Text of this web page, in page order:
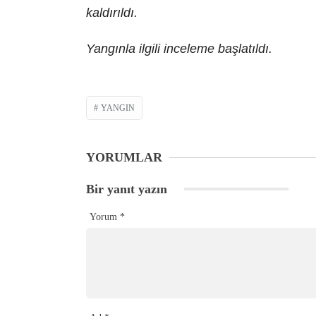
kaldırıldı.
Yangınla ilgili inceleme başlatıldı.
YANGIN
YORUMLAR
Bir yanıt yazın
Yorum *